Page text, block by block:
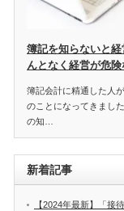
簿記を知らないと
んとなく経営が危険
簿記会計に精通した人
のことになってきまし
の知…
新着記事
【2024年最新】「接